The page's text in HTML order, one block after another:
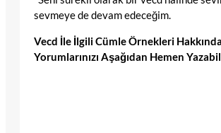
sevmeye de devam edeceğim.
Vecd İle İlgili Cümle Örnekleri Hakkında
Yorumlarınızı Aşağıdan Hemen